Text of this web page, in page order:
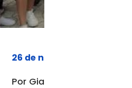
26 de noviembre de 2024
Por Gianluca Frinchillucci